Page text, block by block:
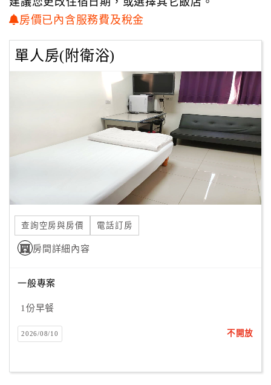
顧
務
訂
單
管
理
員
戶
客
房價已內含服務費及稅金
單人房(附衛浴)
查詢空房與房價 電話訂房
房間詳細內容
一般專案
1份早餐
2026/08/10 不開放